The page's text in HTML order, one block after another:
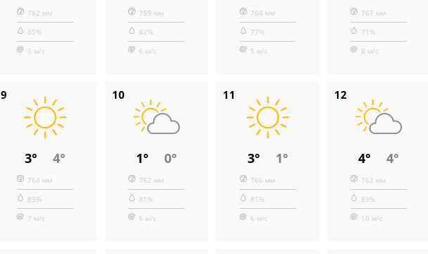
762 мм
85%
5 м/с
759 мм
82%
6 м/с
764 мм
77%
5 м/с
767 мм
71%
8 м/с
9
3° 4°
764 мм
83%
7 м/с
10
1° 0°
762 мм
81%
6 м/с
11
3° 1°
766 мм
81%
6 м/с
12
4° 4°
762 мм
83%
10 м/с